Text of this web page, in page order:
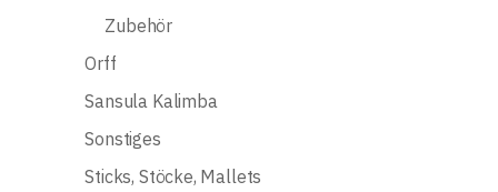
Zubehör
Orff
Sansula Kalimba
Sonstiges
Sticks, Stöcke, Mallets